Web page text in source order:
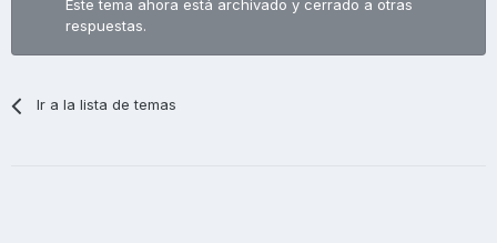
Este tema ahora está archivado y cerrado a otras
respuestas.
Ir a la lista de temas